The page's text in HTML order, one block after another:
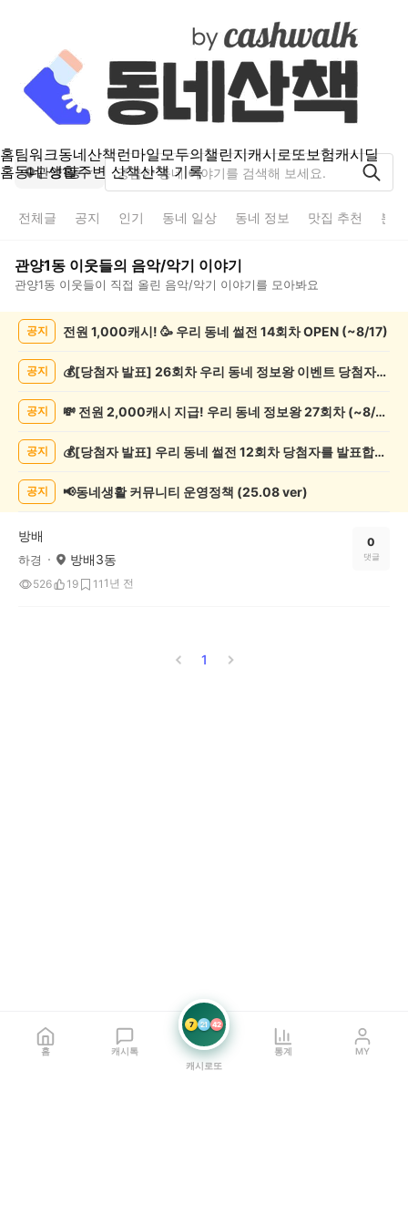
홈팀워크동네산책런마일모두의챌린지캐시로또보험캐시딜
홈동네 생활주변 산책산책 기록
관양1동
전체글 공지 인기 동네 일상 동네 정보 맛집 추천 분
관양1동 이웃들의 음악/악기 이야기
관양1동 이웃들이 직접 올린 음악/악기 이야기를 모아봐요
악/
목
공지 전원 1,000캐시! 🥳 우리 동네 썰전 14회차 OPEN (~8/17)
공지 💰[당첨자 발표] 26회차 우리 동네 정보왕 이벤트 당첨자를 발표합니다!
공지 💸 전원 2,000캐시 지급! 우리 동네 정보왕 27회차 (~8/10)
공지 💰[당첨자 발표] 우리 동네 썰전 12회차 당첨자를 발표합니다!
공지 📢동네생활 커뮤니티 운영정책 (25.08 ver)
방배
하경 방배3동
526 19 11 1년 전
0
댓글
1
홈 캐시톡
7 21 42
캐시로또
통계 MY